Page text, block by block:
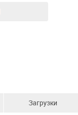
Загрузки